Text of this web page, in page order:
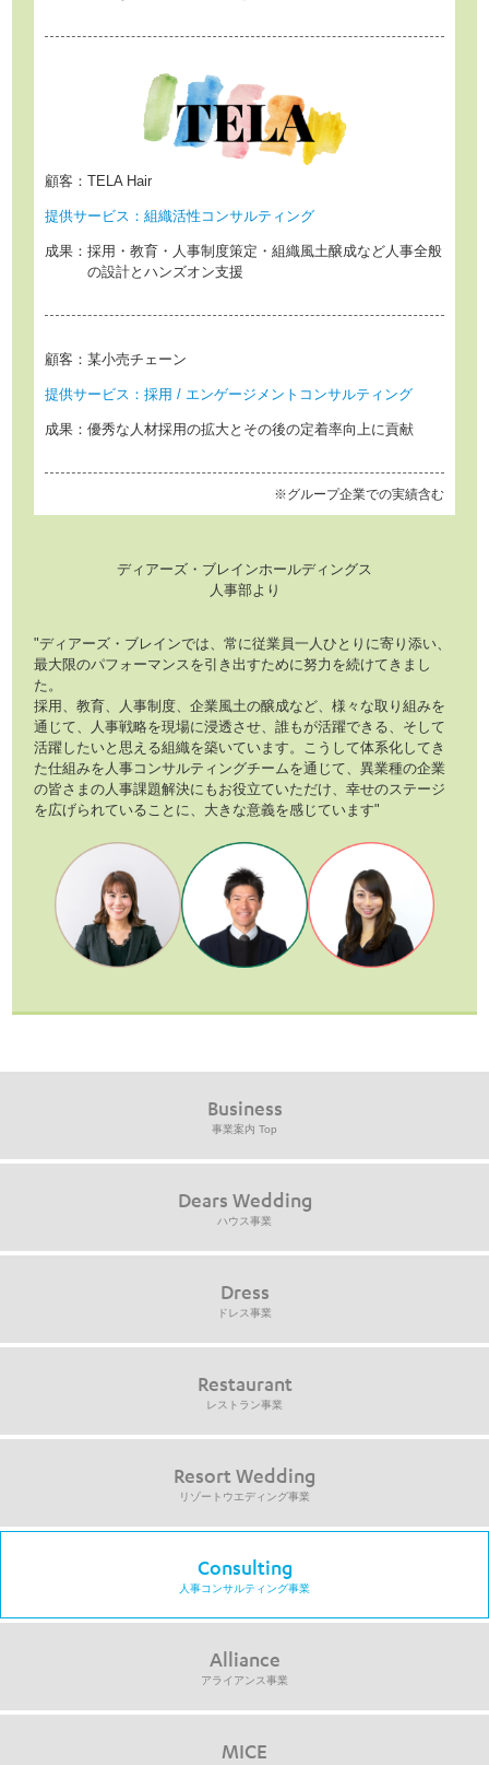
顧客：TELA Hair
提供サービス：組織活性コンサルティング
成果：採用・教育・人事制度策定・組織風土醸成など 人事全般
の設計とハンズオン支援
顧客：某小売チェーン
提供サービス：採用 / エンゲージメントコンサルティング
成果：優秀な人材採用の拡大とその後の定着率向上に貢献
※グループ企業での実績含む
ディアーズ・ブレインホールディングス
人事部より
"ディアーズ・ブレインでは、常に従業員一人ひとりに寄り添い、
最大限のパフォーマンスを引き出すために努力を続けてきまし
た。
採用、教育、人事制度、企業風土の醸成など、様々な取り組みを
通じて、人事戦略を現場に浸透させ、誰もが活躍できる、そして
活躍したいと思える組織を築いています。こうして体系化してき
た仕組みを人事コンサルティングチームを通じて、異業種の企業
の皆さまの人事課題解決にもお役立ていただけ、幸せのステージ
を広げられていることに、大きな意義を感じています"
Business
事業案内 Top
Dears Wedding
ハウス事業
Dress
ドレス事業
Restaurant
レストラン事業
Resort Wedding
リゾートウエディング事業
Consulting
人事コンサルティング事業
Alliance
アライアンス事業
MICE